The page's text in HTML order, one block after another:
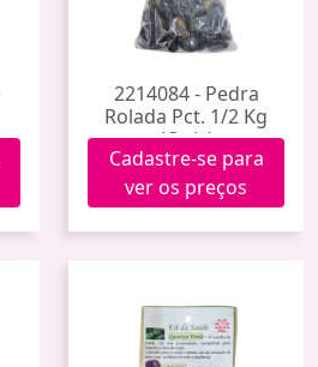
2214084 - Pedra
Rolada Pct. 1/2 Kg
(Onix)
Cadastre-se para
ver os preços